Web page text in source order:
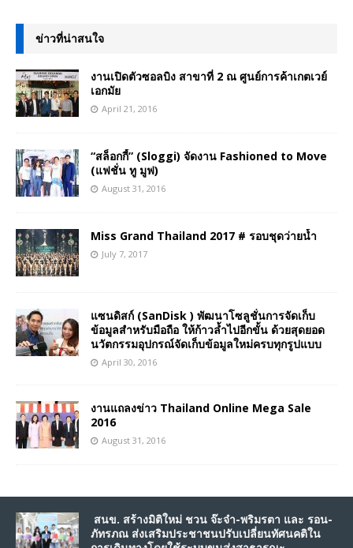
ข่าวที่น่าสนใจ
งานเปิดตัวซอลบิง สาขาที่ 2 ณ ศูนย์การค้าเกตเวย์
เอกมัย
April 21, 2016
“สล็อกกี้” (Sloggi) จัดงาน Fashioned to Move
(แฟชั่น ทู มูฟ)
August 31, 2016
Miss Grand Thailand 2017 # รอบชุดว่ายน้ำ
July 7, 2017
แซนดิสก์ (SanDisk ) พัฒนาโซลูชั่นการจัดเก็บ
ข้อมูลสำหรับมือถือ ให้ก้าวล้ำไปอีกขั้น ด้วยสุดยอด
นวัตกรรมอุปกรณ์จัดเก็บข้อมูลใหม่ครบทุกรูปแบบ
April 30, 2016
งานแถลงข่าว Thailand Online Mega Sale
2016
August 31, 2016
สนข. สร้างมิติใหม่ ชวน จ๊ะจ๋า-พริมรตา และ รอน-
ภัทรภณ ส่งเสริมประชาชนปรับเปลี่ยนทัศนคติใน